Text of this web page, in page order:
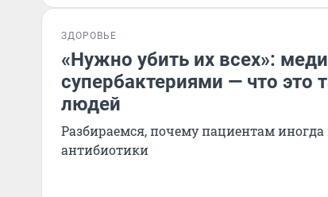
ЗДОРОВЬЕ
«Нужно убить их всех»:
супербактериями — что это
людей
Разбираемся, почему пациентам
антибиотики